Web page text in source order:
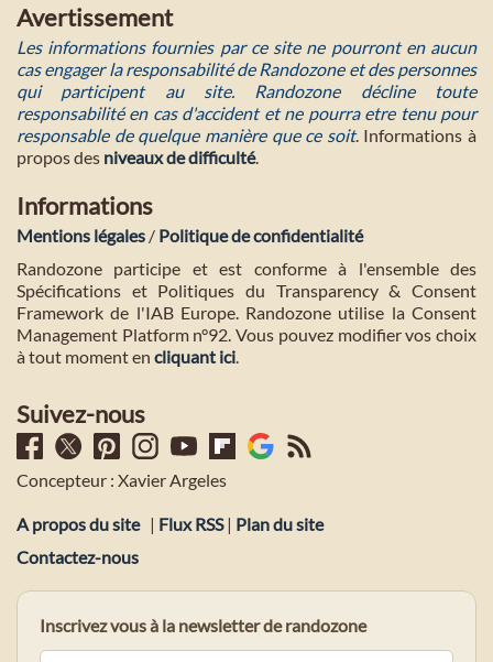
Avertissement
Les informations fournies par ce site ne pourront en aucun
cas engager la responsabilité de Randozone et des personnes
qui participent au site. Randozone décline toute
responsabilité en cas d'accident et ne pourra etre tenu pour
responsable de quelque manière que ce soit. Informations à
propos des niveaux de difficulté.
Informations
Mentions légales / Politique de confidentialité
Randozone participe et est conforme à l'ensemble des
Spécifications et Politiques du Transparency & Consent
Framework de l'IAB Europe. Randozone utilise la Consent
Management Platform n°92. Vous pouvez modifier vos choix
à tout moment en cliquant ici
Suivez-nous
Concepteur : Xavier Argeles
A propos du site | Flux RSS| Plan du site
Contactez-nous
Inscrivez vous à la newsletter de randozone